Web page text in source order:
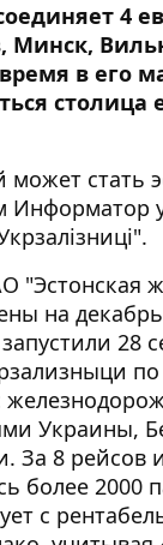
4
Минск,
в его
столица
может стать
Информатор
"Эстонская
на
28
по
Украины,
За 8 рейсов
более 2000
с